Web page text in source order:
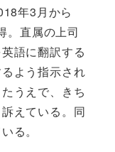
年3月から
。直属の上司
語に翻訳する
よう指示され
うえで、きち
えている。同
る。